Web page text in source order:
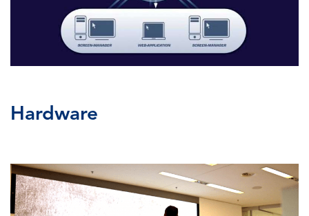
Hardware